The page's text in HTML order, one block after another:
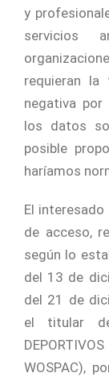
y
servicios
requieran
negativa
los datos
posible
haríamos
El
de acceso,
según lo
del 13 de
del 21 de
el titular de
WOSPAC),